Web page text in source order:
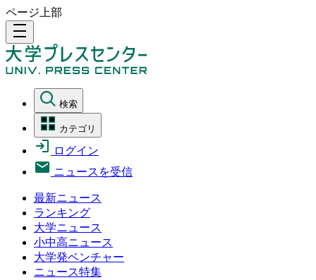
ページ上部
density_medium
検索
カテゴリ
ログイン
ニュースを受信
最新ニュース
ランキング
大学ニュース
小中高ニュース
大学発ベンチャー
ニュース特集